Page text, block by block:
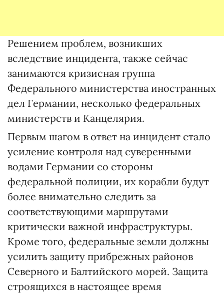
Решением проблем, возникших
вследствие инцидента, также сейчас
занимаются кризисная группа
Федерального министерства иностранных
дел Германии, несколько федеральных
министерств и Канцелярия.
Первым шагом в ответ на инцидент стало
усиление контроля над суверенными
водами Германии со стороны
федеральной полиции, их корабли будут
более внимательно следить за
соответствующими маршрутами
критически важной инфраструктуры.
Кроме того, федеральные земли должны
усилить защиту прибрежных районов
Северного и Балтийского морей. Защита
строящихся в настоящее время